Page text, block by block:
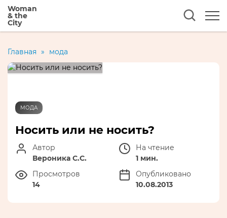
Woman
& the
City
Главная » мода
МОДА
Носить или не носить?
Автор
Вероника С.С.
На чтение
1 мин.
Просмотров
14
Опубликовано
10.08.2013